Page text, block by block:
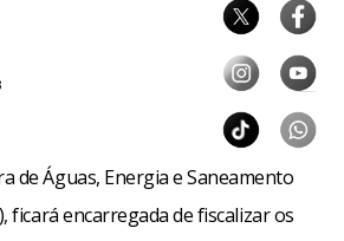
de Águas, Energia e Saneamento
ficará encarregada de fiscalizar os